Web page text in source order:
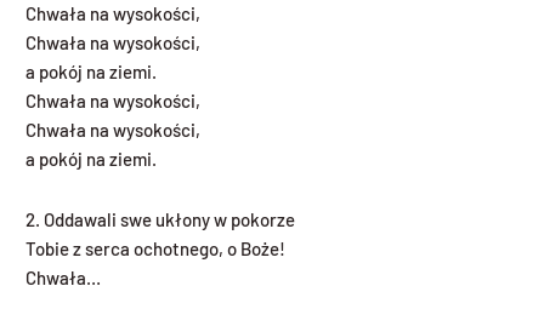
Chwała na wysokości,
Chwała na wysokości,
a pokój na ziemi.
Chwała na wysokości,
Chwała na wysokości,
a pokój na ziemi.
2. Oddawali swe ukłony w pokorze
Tobie z serca ochotnego, o Boże!
Chwała…